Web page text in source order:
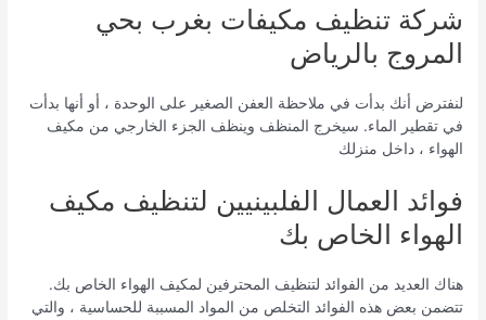
شركة تنظيف مكيفات بغرب بحي
المروج بالرياض
لنفترض أنك بدأت في ملاحظة العفن الصغير على الوحدة ، أو أنها بدأت
في تقطير الماء. سيخرج المنظف وينظف الجزء الخارجي من مكيف
الهواء ، داخل منزلك
فوائد العمال الفلبينيين لتنظيف مكيف
الهواء الخاص بك
هناك العديد من الفوائد لتنظيف المحترفين لمكيف الهواء الخاص بك.
تتضمن بعض هذه الفوائد التخلص من المواد المسببة للحساسية ، والتي